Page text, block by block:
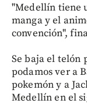
"Medellín tiene
manga y el
convención",
Se baja el telón
podamos ver a
pokemón y a
Medellín en el